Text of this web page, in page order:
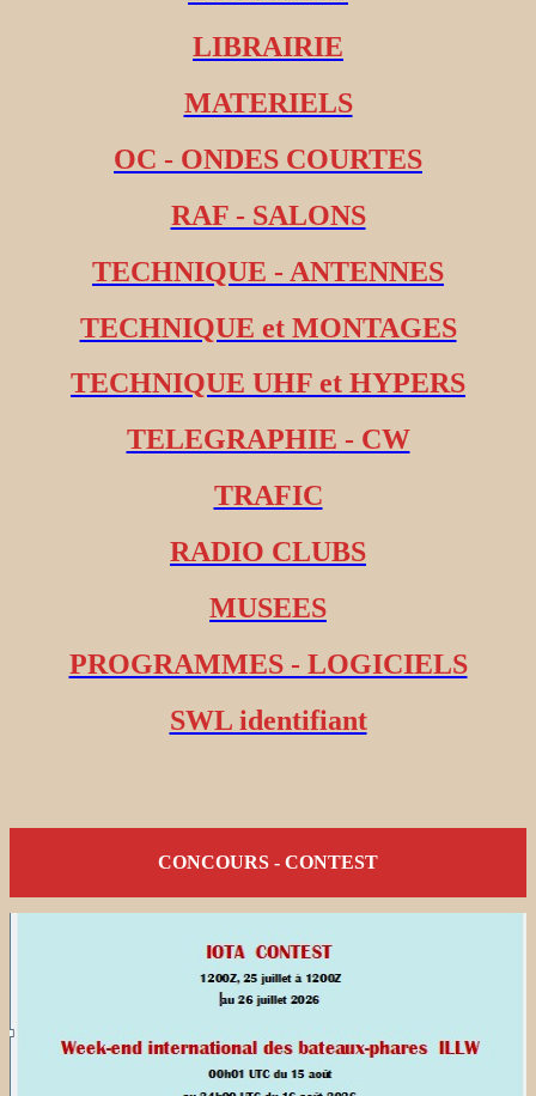
LIBRAIRIE
MATERIELS
OC - ONDES COURTES
RAF - SALONS
TECHNIQUE - ANTENNES
TECHNIQUE et MONTAGES
TECHNIQUE UHF et HYPERS
TELEGRAPHIE - CW
TRAFIC
RADIO CLUBS
MUSEES
PROGRAMMES - LOGICIELS
SWL identifiant
CONCOURS - CONTEST